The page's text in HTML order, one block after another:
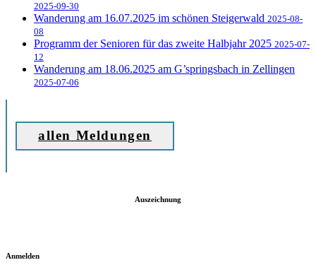
2025-09-30
Wanderung am 16.07.2025 im schönen Steigerwald 2025-08-
08
Programm der Senioren für das zweite Halbjahr 2025 2025-07-
12
Wanderung am 18.06.2025 am G’springsbach in Zellingen
2025-07-06
allen Meldungen
Auszeichnung
Anmelden